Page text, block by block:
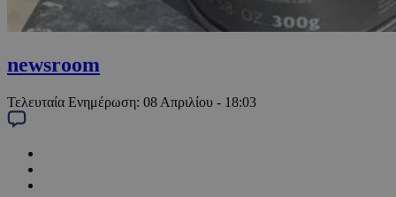
newsroom
Τελευταία Ενημέρωση: 08 Απριλίου - 18:03